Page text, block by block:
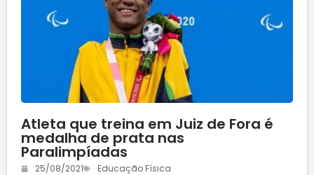
Atleta que treina em Juiz de Fora é
medalha de prata nas
Paralimpíadas
25/08/2021 Educação Física